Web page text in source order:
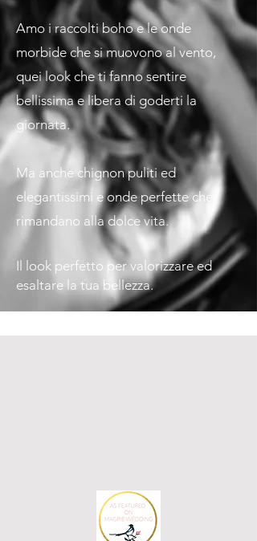
Amo i raccolti boho e le onde
morbide che si muovono al vento,
quei look che ti fanno sentire
bellissima e libera di goderti la
giornata.
Ma anche chignon puliti ed
elegantissimi e onde perfette che
rimandano alla dolce vita.
Il look perfetto per valorizzare ed
esaltare la tua bellezza.